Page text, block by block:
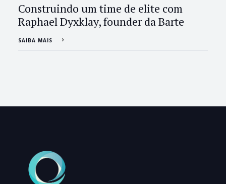
Construindo um time de elite com
Raphael Dyxklay, founder da Barte
SAIBA MAIS